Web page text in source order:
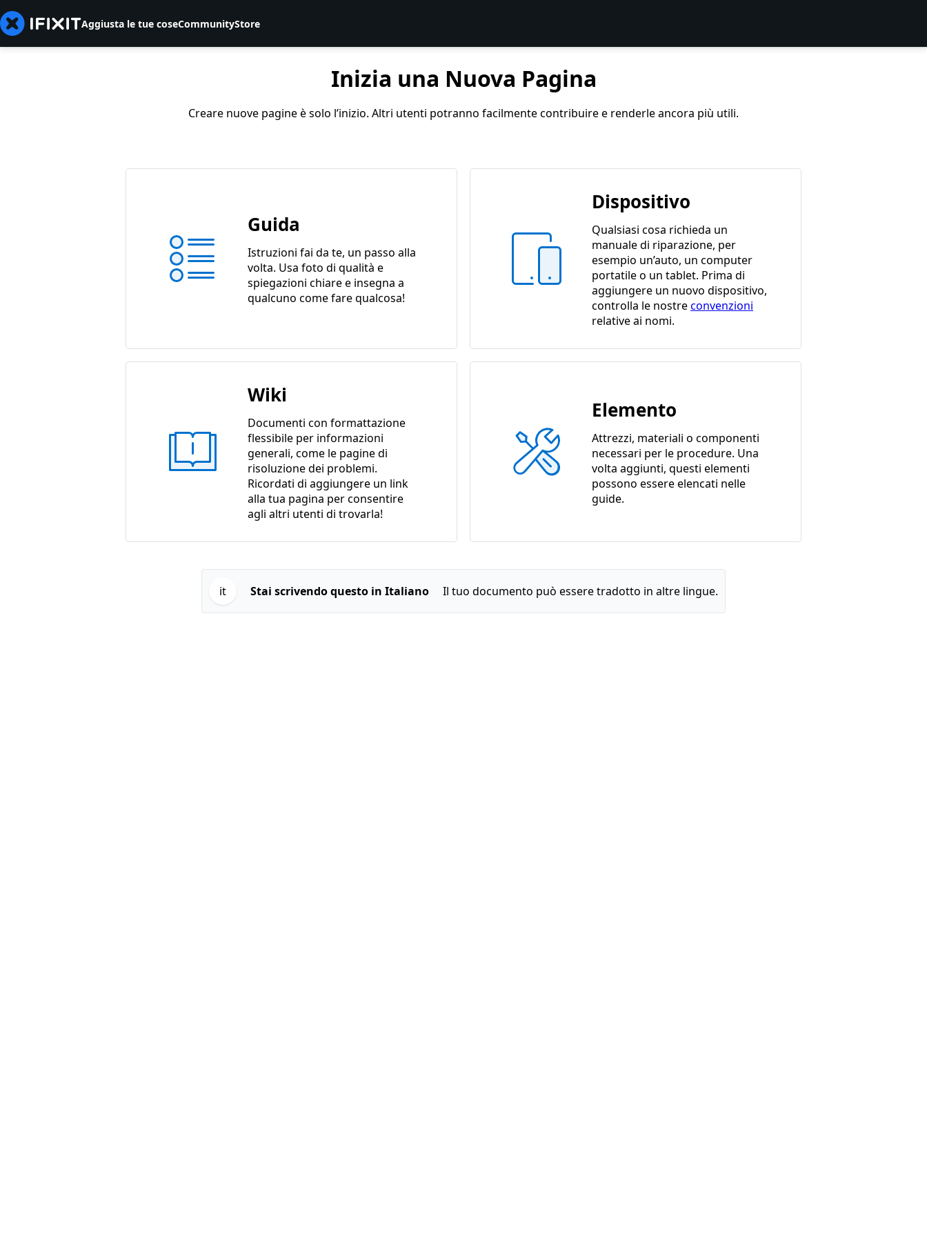
Aggiusta le tue coseCommunityStore
Inizia una Nuova Pagina
Creare nuove pagine è solo l’inizio. Altri utenti potranno facilmente contribuire e renderle ancora più utili.
Guida
Istruzioni fai da te, un passo alla
volta. Usa foto di qualità e
spiegazioni chiare e insegna a
qualcuno come fare qualcosa!
Dispositivo
Qualsiasi cosa richieda un
manuale di riparazione, per
esempio un’auto, un computer
portatile o un tablet. Prima di
aggiungere un nuovo dispositivo,
controlla le nostreconvenzioni
relative ai nomi.
Wiki
Documenti con formattazione
flessibile per informazioni
generali, come le pagine di
risoluzione dei problemi.
Ricordati di aggiungere un link
alla tua pagina per consentire
agli altri utenti di trovarla!
Elemento
Attrezzi, materiali o componenti
necessari per le procedure. Una
volta aggiunti, questi elementi
possono essere elencati nelle
guide.
it Stai scrivendo questo in Italiano Il tuo documento può essere tradotto in altre lingue.